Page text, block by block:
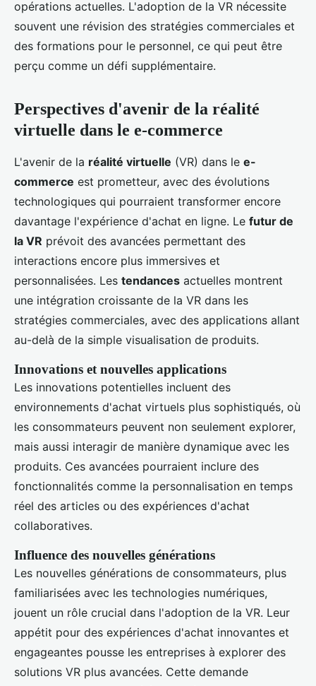
opérations actuelles. L'adoption de la VR nécessite
souvent une révision des stratégies commerciales et
des formations pour le personnel, ce qui peut être
perçu comme un défi supplémentaire.
Perspectives d'avenir de la réalité
virtuelle dans le e-commerce
L'avenir de la réalité virtuelle (VR) dans le e-
commerce est prometteur, avec des évolutions
technologiques qui pourraient transformer encore
davantage l'expérience d'achat en ligne. Le futur de
la VR prévoit des avancées permettant des
interactions encore plus immersives et
personnalisées. Les tendances actuelles montrent
une intégration croissante de la VR dans les
stratégies commerciales, avec des applications allant
au-delà de la simple visualisation de produits.
Innovations et nouvelles applications
Les innovations potentielles incluent des
environnements d'achat virtuels plus sophistiqués, où
les consommateurs peuvent non seulement explorer,
mais aussi interagir de manière dynamique avec les
produits. Ces avancées pourraient inclure des
fonctionnalités comme la personnalisation en temps
réel des articles ou des expériences d'achat
collaboratives.
Influence des nouvelles générations
Les nouvelles générations de consommateurs, plus
familiarisées avec les technologies numériques,
jouent un rôle crucial dans l'adoption de la VR. Leur
appétit pour des expériences d'achat innovantes et
engageantes pousse les entreprises à explorer des
solutions VR plus avancées. Cette demande